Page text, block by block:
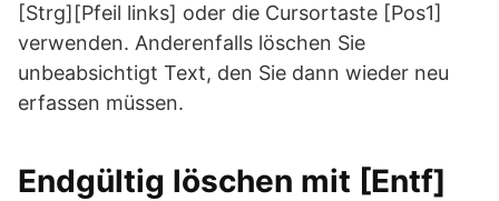
[Strg][Pfeil links] oder die Cursortaste [Pos1]
verwenden. Anderenfalls löschen Sie
unbeabsichtigt Text, den Sie dann wieder neu
erfassen müssen.
Endgültig löschen mit [Entf]